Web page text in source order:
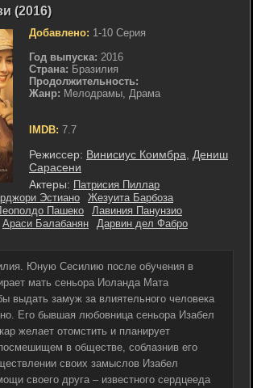
(2016)
Добавлено: 1-10 Серия
Год выпуска: 2016
Страна: Бразилия
Продолжительность:
Жанр: Мелодрамы, Драма
IMDB: 7.7
Режиссер: Винисиус Коимбра
Дениш
Сарасени
Актеры: Патрисия Пиллар
Эстиано
Жезуита Барбоза
Пашеко
Лавиния Панунзио
Араси Балабанян Дарвин дел Фабро
Юную Сесилию после обучения в
мать сеньора Иоланда Мата
выдать замуж за влиятельного человека
Его бывшая любовница сеньора Изабел
желает отомстить и планирует
в обществе, соблазнив его
своих замыслов Изабел
своего друга – известного сердцееда